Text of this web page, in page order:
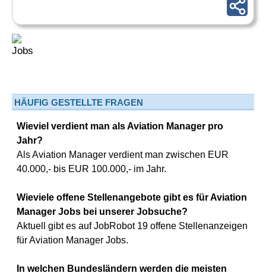
HÄUFIG GESTELLTE FRAGEN
Wieviel verdient man als Aviation Manager pro
Jahr?
Als Aviation Manager verdient man zwischen EUR
40.000,- bis EUR 100.000,- im Jahr.
Wieviele offene Stellenangebote gibt es für Aviation
Manager Jobs bei unserer Jobsuche?
Aktuell gibt es auf JobRobot 19 offene Stellenanzeigen
für Aviation Manager Jobs.
In welchen Bundesländern werden die meisten